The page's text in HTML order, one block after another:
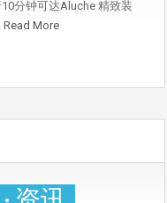
分钟可达Aluche 精致装
Read More